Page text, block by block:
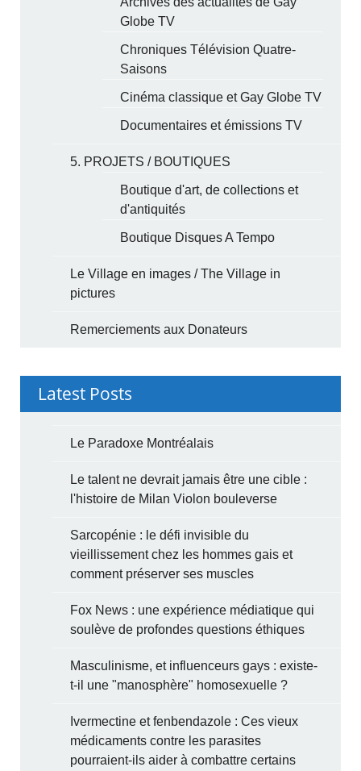
Globe TV
Chroniques Télévision Quatre-
Saisons
Cinéma classique et Gay Globe TV
Documentaires et émissions TV
5. PROJETS / BOUTIQUES
Boutique d'art, de collections et
d'antiquités
Boutique Disques A Tempo
Le Village en images / The Village in
pictures
Remerciements aux Donateurs
Latest Posts
Le Paradoxe Montréalais
Le talent ne devrait jamais être une cible :
l'histoire de Milan Violon bouleverse
Sarcopénie : le défi invisible du
vieillissement chez les hommes gais et
comment préserver ses muscles
Fox News : une expérience médiatique qui
soulève de profondes questions éthiques
Masculinisme, et influenceurs gays : existe-
t-il une "manosphère" homosexuelle ?
Ivermectine et fenbendazole : Ces vieux
médicaments contre les parasites
pourraient-ils aider à combattre certains